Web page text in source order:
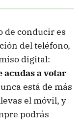
de conducir es
del teléfono,
digital:
acudas a votar
está de más
el móvil, y
podrás